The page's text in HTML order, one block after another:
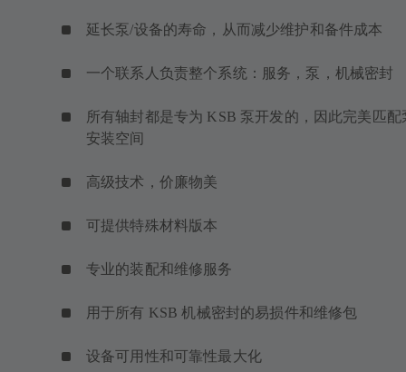
延长泵/设备的寿命，从而减少维护和备件成本
一个联系人负责整个系统：服务，泵，机械密封
所有轴封都是专为 KSB 泵开发的，因此完美匹配
安装空间
高级技术，价廉物美
可提供特殊材料版本
专业的装配和维修服务
用于所有 KSB 机械密封的易损件和维修包
设备可用性和可靠性最大化